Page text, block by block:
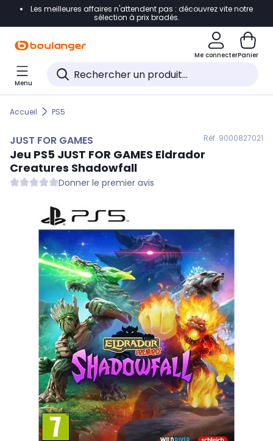
Accéder directement à la navigation
Accéder directement au pied de page
Accéder directement au chatbot
Les meilleures affaires n'attendent pas : découvrez vite notre
sélection à prix bradés.
Me connecterPanier
Menu
Accueil PS5
JUST FOR GAMES Réf. 9000827021
Jeu PS5 JUST FOR GAMES Eldrador
Creatures Shadowfall
Donner le premier avis